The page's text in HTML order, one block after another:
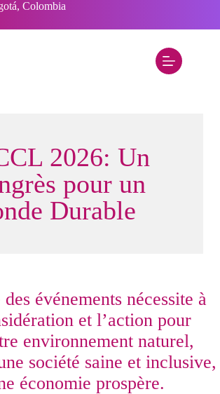
Colombia
2026: Un
pour un
Durable
événements nécessite à
et l’action pour
environnement naturel,
société saine et inclusive,
économie prospère.